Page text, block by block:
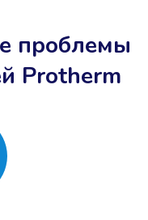
проблемы
Protherm